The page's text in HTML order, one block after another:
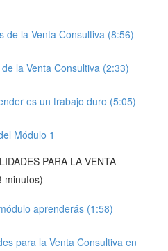
de la Venta Consultiva (8:56)
la Venta Consultiva (2:33)
es un trabajo duro (5:05)
Módulo 1
PARA LA VENTA
minutos)
aprenderás (1:58)
para la Venta Consultiva en